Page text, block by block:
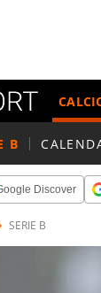
B
Discover
SERIE B